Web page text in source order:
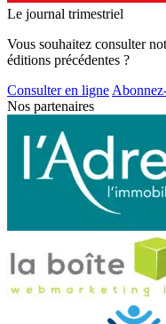
Le journal trimestriel
Vous souhaitez consulter
éditions précédentes ?
Consulter en ligne
Nos partenaires